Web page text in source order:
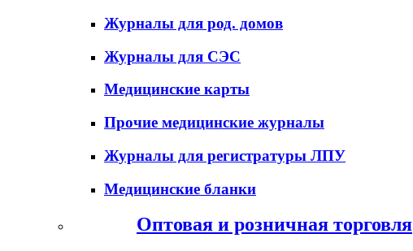
Журналы для род. домов
Журналы для СЭС
Медицинские карты
Прочие медицинские журналы
Журналы для регистратуры ЛПУ
Медицинские бланки
Оптовая и розничная торговля